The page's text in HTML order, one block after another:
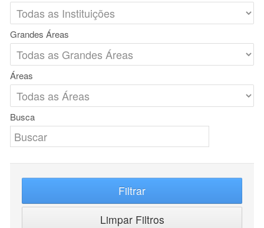
Grandes Áreas
Áreas
Busca
Filtrar
Limpar Filtros